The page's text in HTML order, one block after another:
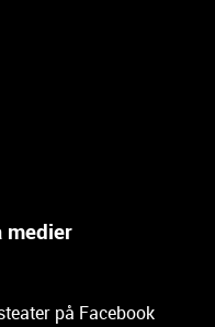
medier
på Facebook